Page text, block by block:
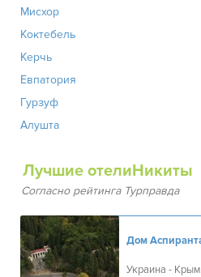
Мисхор
Коктебель
Керчь
Евпатория
Гурзуф
Алушта
Лучшие отелиНикиты
Согласно рейтинга Турправда
Дом
Украина -